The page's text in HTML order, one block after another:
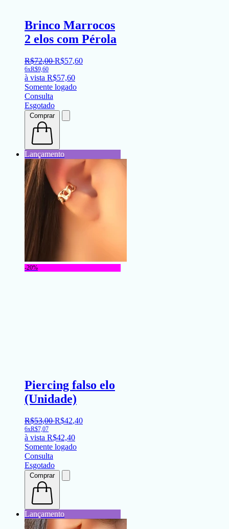
Brinco Marrocos
2 elos com Pérola
R$72,00 R$57,60
6xR$9,60
à vista R$57,60
Somente logado
Consulta
Esgotado
Comprar
-20%
Piercing falso elo
(Unidade)
R$53,00 R$42,40
6xR$7,07
à vista R$42,40
Somente logado
Consulta
Esgotado
Comprar